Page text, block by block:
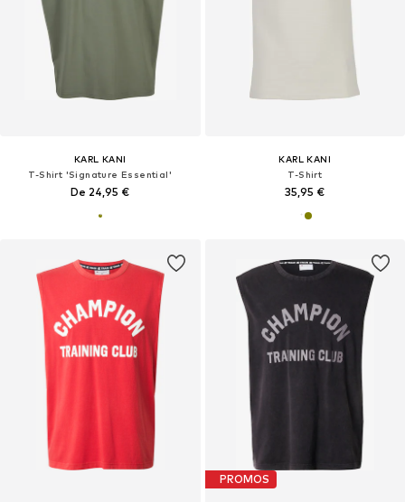
KARL KANI
T-Shirt 'Signature Essential'
De 24,95 €
KARL KANI
T-Shirt
35,95 €
PROMOS